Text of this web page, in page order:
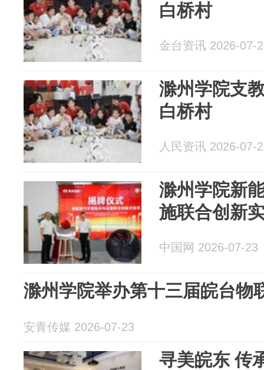
白桥村
金台资讯 2026-07-
滁州学院支
白桥村
人民资讯 2026-07-
滁州学院新
施联合创新
中国网 2026-07-23
滁州学院举办第十三届皖台物
安青传媒 2026-07-23
寻美皖东